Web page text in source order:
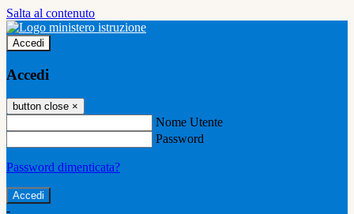
Salta al contenuto
Accedi
Accedi
button close ×
Nome Utente
Password
Password dimenticata?
-